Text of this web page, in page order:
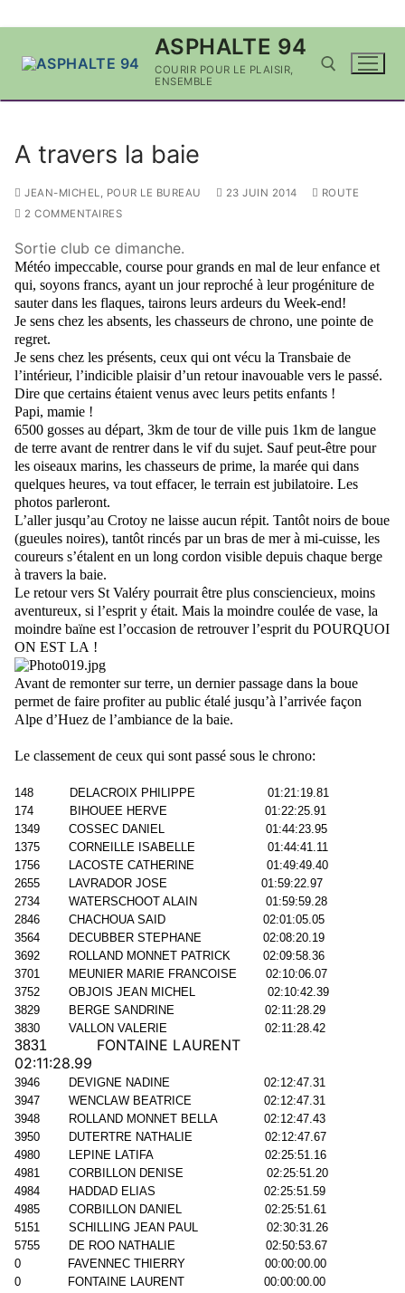
ASPHALTE 94
COURIR POUR LE PLAISIR,
ENSEMBLE
A travers la baie
JEAN-MICHEL, POUR LE BUREAU 23 JUIN 2014
ROUTE
2 COMMENTAIRES
Sortie club ce dimanche.
Météo impeccable, course pour grands en mal de leur enfance et
qui, soyons francs, ayant un jour reproché à leur progéniture de
sauter dans les flaques, tairons leurs ardeurs du Week-end!
Je sens chez les absents, les chasseurs de chrono, une pointe de
regret.
Je sens chez les présents, ceux qui ont vécu la Transbaie de
l’intérieur, l’indicible plaisir d’un retour inavouable vers le passé.
Dire que certains étaient venus avec leurs petits enfants !
Papi, mamie !
6500 gosses au départ, 3km de tour de ville puis 1km de langue
de terre avant de rentrer dans le vif du sujet. Sauf peut-être pour
les oiseaux marins, les chasseurs de prime, la marée qui dans
quelques heures, va tout effacer, le terrain est jubilatoire. Les
photos parleront.
L’aller jusqu’au Crotoy ne laisse aucun répit. Tantôt noirs de boue
(gueules noires), tantôt rincés par un bras de mer à mi-cuisse, les
coureurs s’étalent en un long cordon visible depuis chaque berge
à travers la baie.
Le retour vers St Valéry pourrait être plus consciencieux, moins
aventureux, si l’esprit y était. Mais la moindre coulée de vase, la
moindre baïne est l’occasion de retrouver l’esprit du POURQUOI
ON EST LA !
Avant de remonter sur terre, un dernier passage dans la boue
permet de faire profiter au public étalé jusqu’à l’arrivée façon
Alpe d’Huez de l’ambiance de la baie.
Le classement de ceux qui sont passé sous le chrono:
148 DELACROIX PHILIPPE
01:21:19.81
174
BIHOUEE HERVE
01:22:25.91
1349
COSSEC DANIEL
01:44:23.95
1375
CORNEILLE ISABELLE
01:44:41.11
1756
LACOSTE CATHERINE
01:49:49.40
2655
LAVRADOR JOSE
01:59:22.97
2734
WATERSCHOOT ALAIN
01:59:59.28
2846
CHACHOUA SAID
02:01:05.05
3564
DECUBBER STEPHANE
02:08:20.19
3692
ROLLAND MONNET PATRICK
02:09:58.36
3701
MEUNIER MARIE FRANCOISE
02:10:06.07
3752
OBJOIS JEAN MICHEL
02:10:42.39
3829
BERGE SANDRINE
02:11:28.29
3830
VALLON VALERIE 02:11:28.42
3831
FONTAINE LAURENT
02:11:28.99
3946 DEVIGNE NADINE
02:12:47.31
3947
WENCLAW BEATRICE
02:12:47.31
3948
ROLLAND MONNET BELLA
02:12:47.43
3950
DUTERTRE NATHALIE
02:12:47.67
4980
LEPINE LATIFA
02:25:51.16
4981
CORBILLON DENISE
02:25:51.20
4984
HADDAD ELIAS
02:25:51.59
4985
CORBILLON DANIEL
02:25:51.61
5151
SCHILLING JEAN PAUL
02:30:31.26
5755
DE ROO NATHALIE
02:50:53.67
0
FAVENNEC THIERRY
00:00:00.00
0
FONTAINE LAURENT
00:00:00.00